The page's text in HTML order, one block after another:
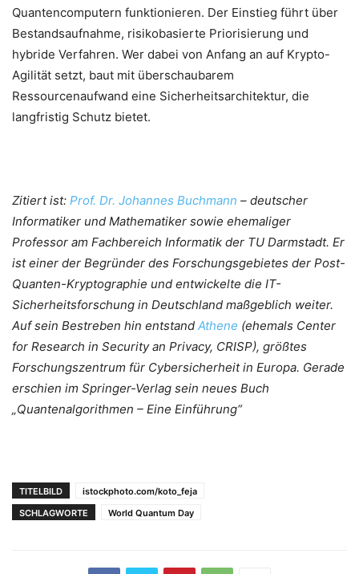
Quantencomputern funktionieren. Der Einstieg führt über
Bestandsaufnahme, risikobasierte Priorisierung und
hybride Verfahren. Wer dabei von Anfang an auf Krypto-
Agilität setzt, baut mit überschaubarem
Ressourcenaufwand eine Sicherheitsarchitektur, die
langfristig Schutz bietet.
Zitiert ist: Prof. Dr. Johannes Buchmann – deutscher
Informatiker und Mathematiker sowie ehemaliger
Professor am Fachbereich Informatik der TU Darmstadt. Er
ist einer der Begründer des Forschungsgebietes der Post-
Quanten-Kryptographie und entwickelte die IT-
Sicherheitsforschung in Deutschland maßgeblich weiter.
Auf sein Bestreben hin entstand Athene (ehemals Center
for Research in Security an Privacy, CRISP), größtes
Forschungszentrum für Cybersicherheit in Europa. Gerade
erschien im Springer-Verlag sein neues Buch
„Quantenalgorithmen – Eine Einführung“
TITELBILD
istockphoto.com/koto_feja
SCHLAGWORTE
World Quantum Day